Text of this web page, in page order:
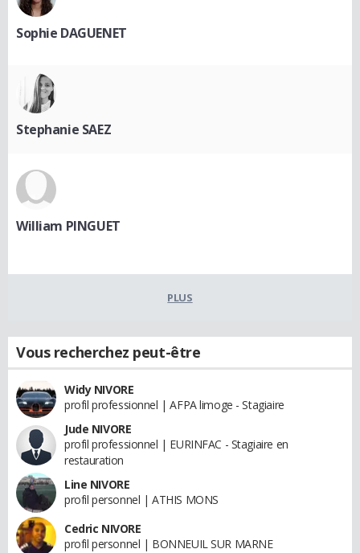
Sophie DAGUENET
Stephanie SAEZ
William PINGUET
PLUS
Vous recherchez peut-être
Widy NIVORE
profil professionnel | AFPA limoge - Stagiaire
Jude NIVORE
profil professionnel | EURINFAC - Stagiaire en
restauration
Line NIVORE
profil personnel | ATHIS MONS
Cedric NIVORE
profil personnel | BONNEUIL SUR MARNE